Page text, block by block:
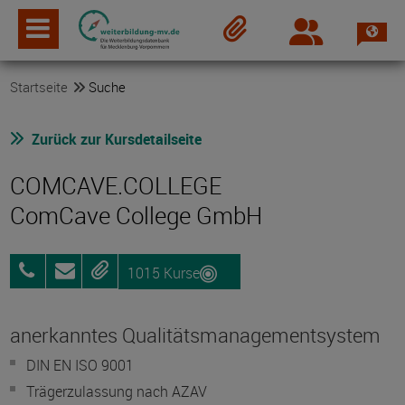
Login
Startseite Suche
Zurück zur Kursdetailseite
COMCAVE.COLLEGE
ComCave College GmbH
0800
25072012
AnfragenMerken1015 Kurse
anerkanntes Qualitätsmanagementsystem
DIN EN ISO 9001
Trägerzulassung nach AZAV